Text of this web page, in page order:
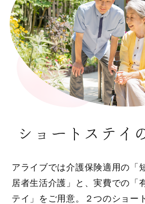
ショートステイ
アライブでは介護保険適用の「
居者生活介護」と、実費での「
テイ」をご用意。２つのショー